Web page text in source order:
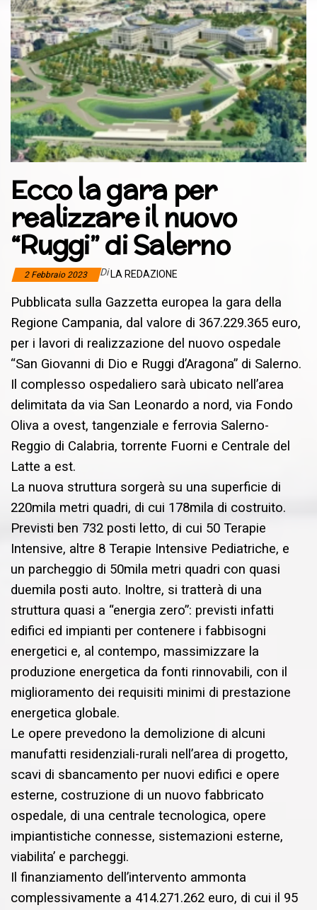
Ecco la gara per
realizzare il nuovo
“Ruggi” di Salerno
2 Febbraio 2023 Di LA REDAZIONE
Pubblicata sulla Gazzetta europea la gara della
Regione Campania, dal valore di 367.229.365 euro,
per i lavori di realizzazione del nuovo ospedale
“San Giovanni di Dio e Ruggi d’Aragona” di Salerno.
Il complesso ospedaliero sarà ubicato nell’area
delimitata da via San Leonardo a nord, via Fondo
Oliva a ovest, tangenziale e ferrovia Salerno-
Reggio di Calabria, torrente Fuorni e Centrale del
Latte a est.
La nuova struttura sorgerà su una superficie di
220mila metri quadri, di cui 178mila di costruito.
Previsti ben 732 posti letto, di cui 50 Terapie
Intensive, altre 8 Terapie Intensive Pediatriche, e
un parcheggio di 50mila metri quadri con quasi
duemila posti auto. Inoltre, si tratterà di una
struttura quasi a “energia zero”: previsti infatti
edifici ed impianti per contenere i fabbisogni
energetici e, al contempo, massimizzare la
produzione energetica da fonti rinnovabili, con il
miglioramento dei requisiti minimi di prestazione
energetica globale.
Le opere prevedono la demolizione di alcuni
manufatti residenziali-rurali nell’area di progetto,
scavi di sbancamento per nuovi edifici e opere
esterne, costruzione di un nuovo fabbricato
ospedale, di una centrale tecnologica, opere
impiantistiche connesse, sistemazioni esterne,
viabilita’ e parcheggi.
Il finanziamento dell’intervento ammonta
complessivamente a 414.271.262 euro, di cui il 95